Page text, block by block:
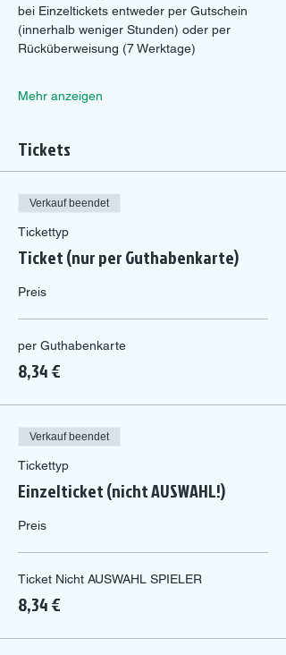
bei Einzeltickets entweder per Gutschein
(innerhalb weniger Stunden) oder per
Rücküberweisung (7 Werktage)
Mehr anzeigen
Tickets
Verkauf beendet
Tickettyp
Ticket (nur per Guthabenkarte)
Preis
per Guthabenkarte
8,34 €
Verkauf beendet
Tickettyp
Einzelticket (nicht AUSWAHL!)
Preis
Ticket Nicht AUSWAHL SPIELER
8,34 €